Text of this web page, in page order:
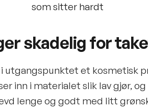
som sitter hardt
skadelig for
utgangspunktet et kosmetisk
inn i materialet slik lav gjør,
lenge og godt med litt